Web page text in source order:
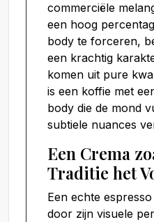
commerciële
een hoog
body te forceren,
een krachtig
komen uit pure
is een koffie met
body die de mond
subtiele nuances
Een Crema
Traditie het
Een echte
door zijn visuele